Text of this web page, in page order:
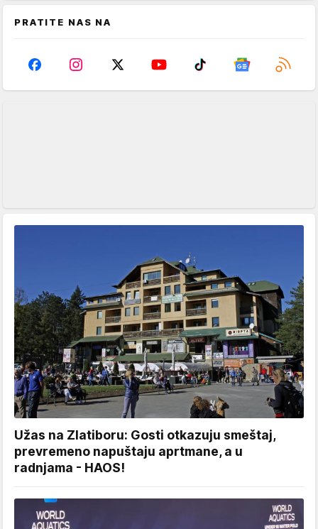
PRATITE NAS NA
Užas na Zlatiboru: Gosti otkazuju smeštaj,
prevremeno napuštaju aprtmane, a u
radnjama - HAOS!